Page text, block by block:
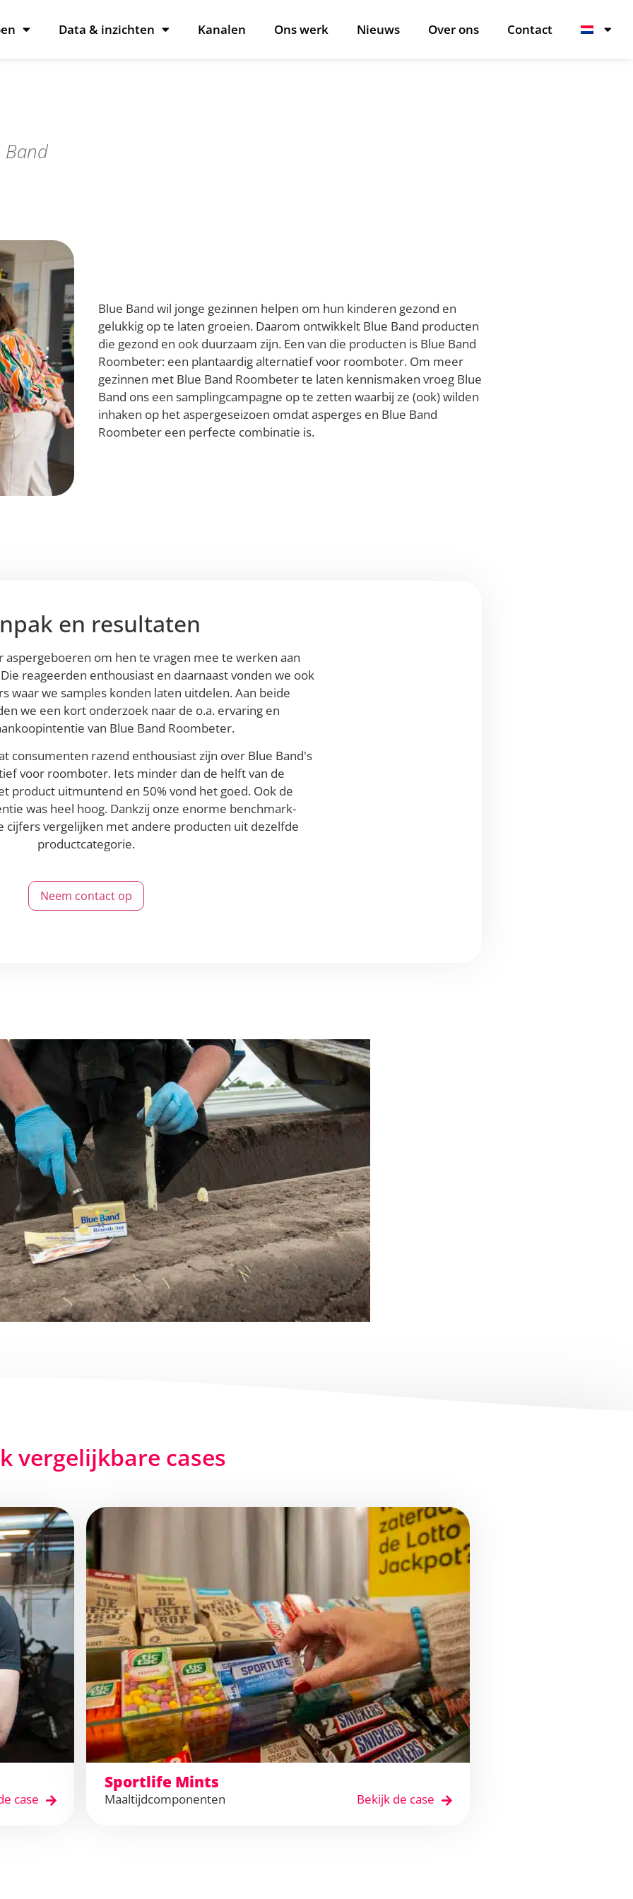
Data & inzichten Kanalen Ons werk Nieuws Over ons Contact
Band
Blue Band wil jonge gezinnen helpen om hun kinderen gezond en
gelukkig op te laten groeien. Daarom ontwikkelt Blue Band producten
die gezond en ook duurzaam zijn. Een van die producten is Blue Band
Roombeter: een plantaardig alternatief voor roomboter. Om meer
gezinnen met Blue Band Roombeter te laten kennismaken vroeg Blue
Band ons een samplingcampagne op te zetten waarbij ze (ook) wilden
inhaken op het aspergeseizoen omdat asperges en Blue Band
Roombeter een perfecte combinatie is.
en resultaten
aspergeboeren om hen te vragen mee te werken aan
reageerden enthousiast en daarnaast vonden we ook
waar we samples konden laten uitdelen. Aan beide
we een kort onderzoek naar de o.a. ervaring en
van Blue Band Roombeter.
consumenten razend enthousiast zijn over Blue Band's
voor roomboter. Iets minder dan de helft van de
product uitmuntend en 50% vond het goed. Ook de
was heel hoog. Dankzij onze enorme benchmark-
cijfers vergelijken met andere producten uit dezelfde
productcategorie.
Neem contact op
vergelijkbare cases
case
Sportlife Mints
Maaltijdcomponenten Bekijk de case